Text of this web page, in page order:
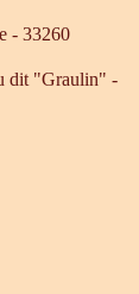
- 33260
dit "Graulin" -